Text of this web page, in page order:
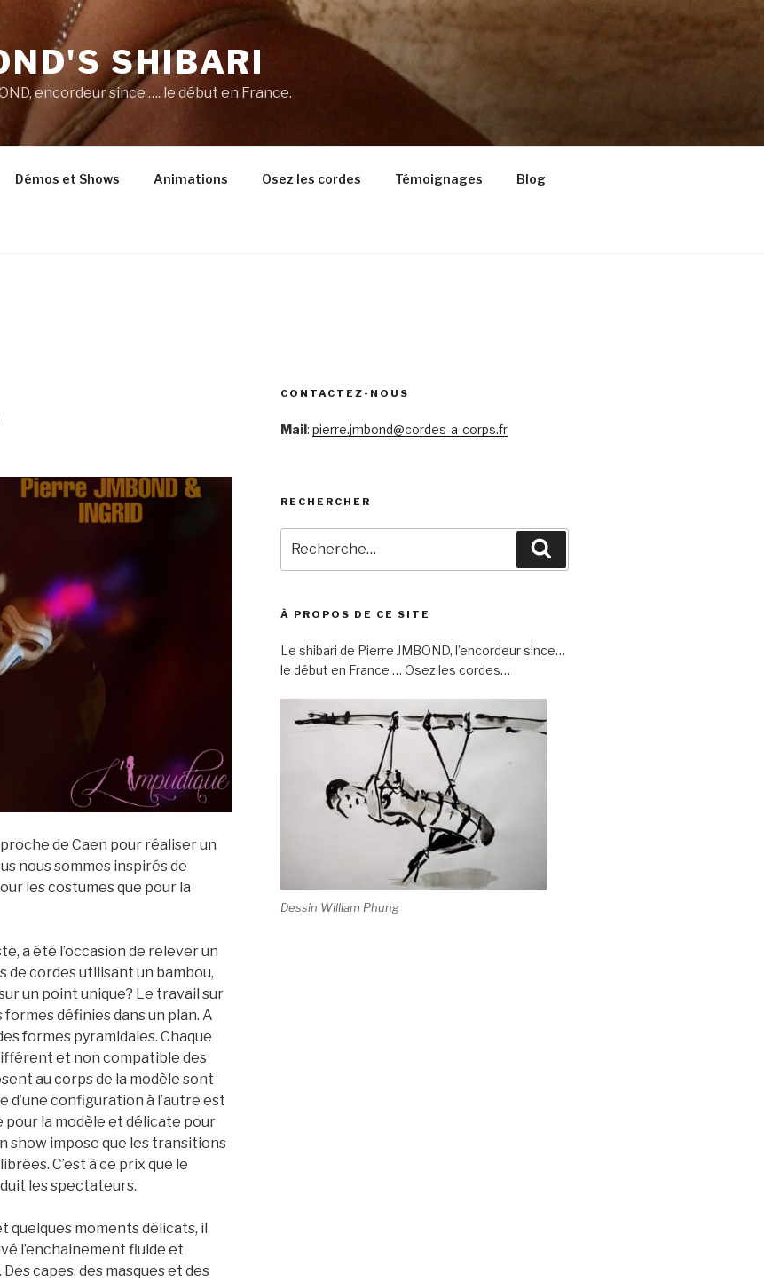
SHIBARI
encordeur since …. le début en France.
Démos et Shows Animations Osez les cordes Témoignages Blog
de Caen pour réaliser un
nous sommes inspirés de
les costumes que pour la
a été l’occasion de relever un
de cordes utilisant un bambou,
un point unique? Le travail sur
définies dans un plan. A
formes pyramidales. Chaque
et non compatible des
au corps de la modèle sont
d’une configuration à l’autre est
la modèle et délicate pour
show impose que les transitions
C’est à ce prix que le
les spectateurs.
quelques moments délicats, il
l’enchainement fluide et
capes, des masques et des
CONTACTEZ-NOUS
Mail: pierre.jmbond@cordes-a-corps.fr
RECHERCHER
pour
:
À PROPOS DE CE SITE
Le shibari de Pierre JMBOND, l’encordeur since…
le début en France … Osez les cordes…
Dessin William Phung